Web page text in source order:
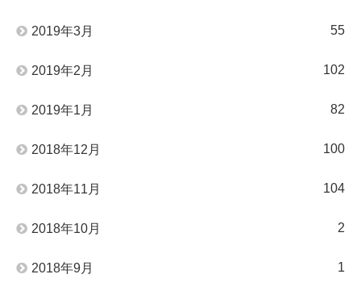
2019年3月 55
2019年2月 102
2019年1月 82
2018年12月 100
2018年11月 104
2018年10月 2
2018年9月 1